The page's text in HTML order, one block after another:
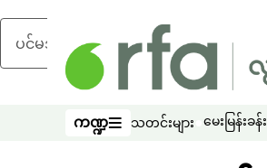
ပင်မအကြောင်းအရာသို့ ကျော်ရန်
ကဏ္ဍ
ကဏ္ဍ သတင်းများ မေးမြန်းခန်း